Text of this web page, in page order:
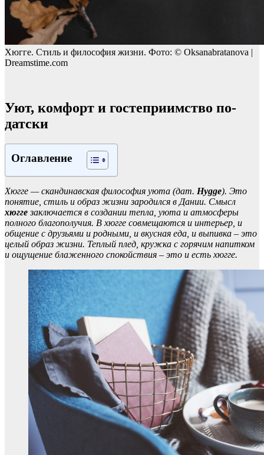
Хюгге. Стиль и философия жизни. Фото: © Oksanabratanova |
Dreamstime.com
Уют, комфорт и гостеприимство по-
датски
Оглавление
Хюгге — скандинавская философия уюта (дат. Hygge). Это
понятие, стиль и образ жизни зародился в Дании. Смысл
хюгге заключается в создании тепла, уюта и атмосферы
полного благополучия. В хюгге совмещаются и интерьер, и
общение с друзьями и родными, и вкусная еда, и выпивка – это
целый образ жизни. Теплый плед, кружка с горячим напитком
и ощущение блаженного спокойствия – это и есть хюгге.